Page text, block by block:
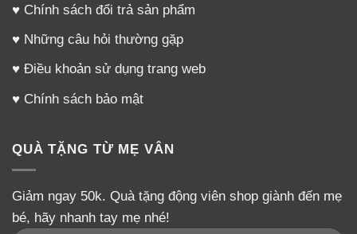
♥ Chính sách đổi trả sản phẩm
♥ Những câu hỏi thường gặp
♥ Điều khoản sử dụng trang web
♥ Chính sách bảo mật
QUÀ TẶNG TỪ MẸ VÂN
Giảm ngay 50k. Quà tặng động viên shop giành đến mẹ
bé, hãy nhanh tay mẹ nhé!